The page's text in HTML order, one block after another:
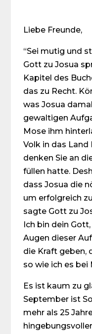
Liebe Freunde,
“Sei mutig und
Gott zu Josua
Kapitel des
das zu Recht.
was Josua
gewaltigen
Mose ihm
Volk in das Land
denken Sie an
füllen hatte.
dass Josua die
um erfolgreich
sagte Gott zu
Ich bin dein
Augen dieser
die Kraft geben,
so wie ich es bei
Es ist kaum zu
September ist
mehr als 25